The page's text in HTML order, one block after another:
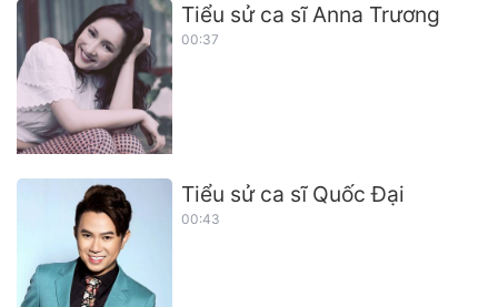
Tiểu sử ca sĩ Anna Trương
00:37
Tiểu sử ca sĩ Quốc Đại
00:43